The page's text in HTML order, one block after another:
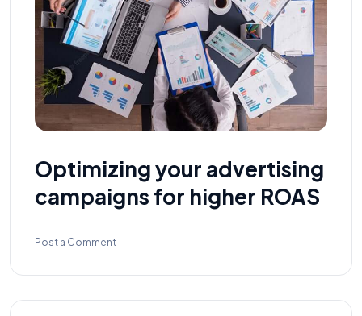
Optimizing your advertising
campaigns for higher ROAS
Post a Comment